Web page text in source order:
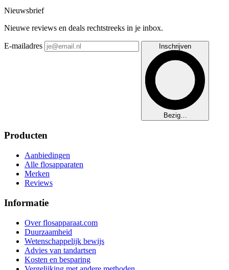
Nieuwsbrief
Nieuwe reviews en deals rechtstreeks in je inbox.
E-mailadres Inschrijven
Bezig…
Producten
Aanbiedingen
Alle flosapparaten
Merken
Reviews
Informatie
Over flosapparaat.com
Duurzaamheid
Wetenschappelijk bewijs
Advies van tandartsen
Kosten en besparing